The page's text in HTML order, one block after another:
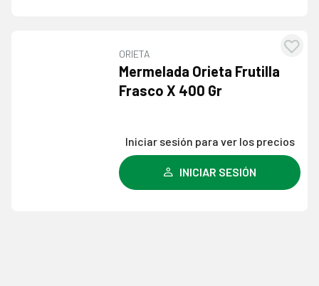
ORIETA
Mermelada Orieta Frutilla
Frasco X 400 Gr
Iniciar sesión para ver los precios
INICIAR SESIÓN